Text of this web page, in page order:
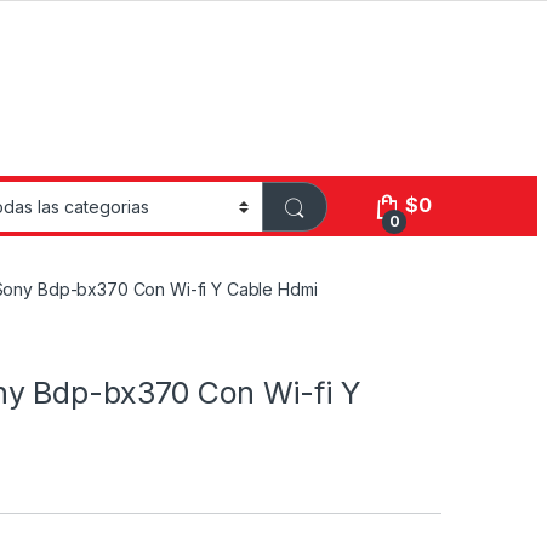
0
$0
Bdp-bx370 Con Wi-fi Y Cable Hdmi
Bdp-bx370 Con Wi-fi Y